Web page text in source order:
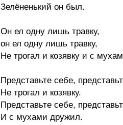
Зелёненький он был.
Он ел одну лишь травку,
он ел одну лишь травку,
Не трогал и козявку и с
Представьте себе,
Не трогал и козявку.
Представьте себе,
И с мухами дружил.